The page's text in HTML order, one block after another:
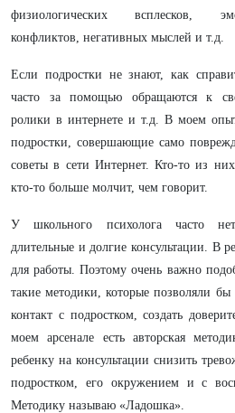
физиологических всплесков,
конфликтов, негативных мыслей и т.д.
Если подростки не знают, как
часто за помощью обращаются к
ролики в интернете и т.д. В моем
подростки, совершающие само
советы в сети Интернет. Кто-то из
кто-то больше молчит, чем говорит.
У школьного психолога часто
длительные и долгие консультации. В
для работы. Поэтому очень важно
такие методики, которые позволяли бы
контакт с подростком, создать
моем арсенале есть авторская
ребенку на консультации снизить
подростком, его окружением и с
Методику называю «Ладошка».